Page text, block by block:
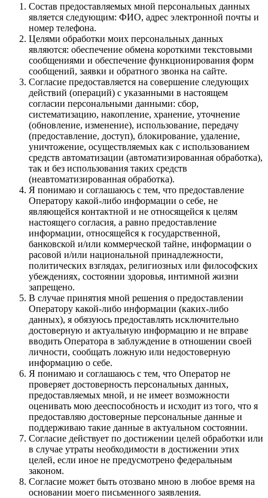
Состав предоставляемых мной персональных данных
является следующим: ФИО, адрес электронной почты и
номер телефона.
Целями обработки моих персональных данных
являются: обеспечение обмена короткими текстовыми
сообщениями и обеспечение функционирования форм
сообщений, заявки и обратного звонка на сайте.
Согласие предоставляется на совершение следующих
действий (операций) с указанными в настоящем
согласии персональными данными: сбор,
систематизацию, накопление, хранение, уточнение
(обновление, изменение), использование, передачу
(предоставление, доступ), блокирование, удаление,
уничтожение, осуществляемых как с использованием
средств автоматизации (автоматизированная обработка),
так и без использования таких средств
(неавтоматизированная обработка).
Я понимаю и соглашаюсь с тем, что предоставление
Оператору какой-либо информации о себе, не
являющейся контактной и не относящейся к целям
настоящего согласия, а равно предоставление
информации, относящейся к государственной,
банковской и/или коммерческой тайне, информации о
расовой и/или национальной принадлежности,
политических взглядах, религиозных или философских
убеждениях, состоянии здоровья, интимной жизни
запрещено.
В случае принятия мной решения о предоставлении
Оператору какой-либо информации (каких-либо
данных), я обязуюсь предоставлять исключительно
достоверную и актуальную информацию и не вправе
вводить Оператора в заблуждение в отношении своей
личности, сообщать ложную или недостоверную
информацию о себе.
Я понимаю и соглашаюсь с тем, что Оператор не
проверяет достоверность персональных данных,
предоставляемых мной, и не имеет возможности
оценивать мою дееспособность и исходит из того, что я
предоставляю достоверные персональные данные и
поддерживаю такие данные в актуальном состоянии.
Согласие действует по достижении целей обработки или
в случае утраты необходимости в достижении этих
целей, если иное не предусмотрено федеральным
законом.
Согласие может быть отозвано мною в любое время на
основании моего письменного заявления.